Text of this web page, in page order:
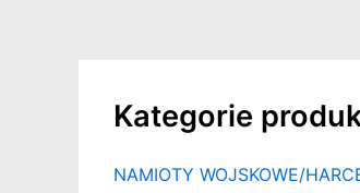
Kategorie
NAMIOTY WOJSKOWE/